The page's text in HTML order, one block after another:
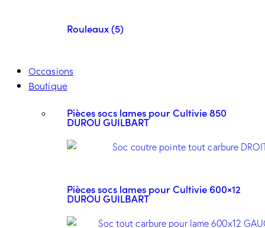
Rouleaux (5)
Occasions
Boutique
Pièces socs lames pour Cultivie 850
DUROU GUILBART
Pièces socs lames pour Cultivie 600×12
DUROU GUILBART